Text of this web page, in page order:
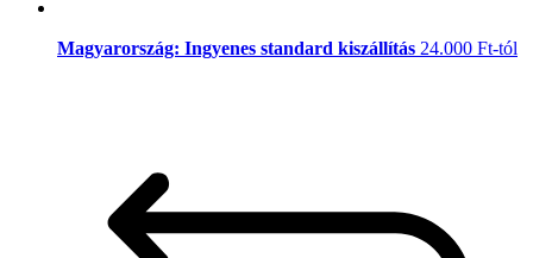
Magyarország: Ingyenes standard kiszállítás 24.000 Ft-tól